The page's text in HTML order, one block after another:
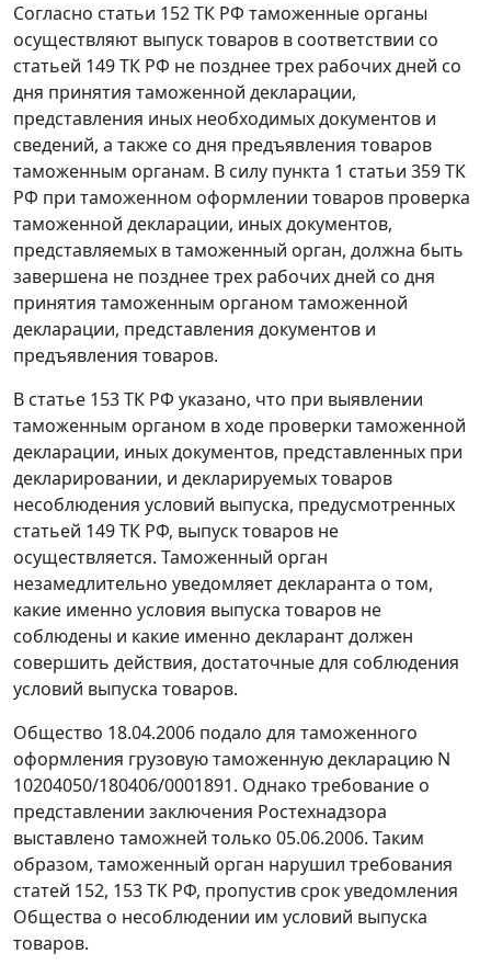
Согласно статьи 152ТК РФ таможенные органы
осуществляют выпуск товаров в соответствии со
статьей 149ТК РФ не позднее трех рабочих дней со
дня принятия таможенной декларации,
представления иных необходимых документов и
сведений, а также со дня предъявления товаров
таможенным органам. В силу пункта 1 статьи 359ТК
РФ при таможенном оформлении товаров проверка
таможенной декларации, иных документов,
представляемых в таможенный орган, должна быть
завершена не позднее трех рабочих дней со дня
принятия таможенным органом таможенной
декларации, представления документов и
предъявления товаров.
В статье 153ТК РФ указано, что при выявлении
таможенным органом в ходе проверки таможенной
декларации, иных документов, представленных при
декларировании, и декларируемых товаров
несоблюдения условий выпуска, предусмотренных
статьей 149ТК РФ, выпуск товаров не
осуществляется. Таможенный орган
незамедлительно уведомляет декларанта о том,
какие именно условия выпуска товаров не
соблюдены и какие именно декларант должен
совершить действия, достаточные для соблюдения
условий выпуска товаров.
Общество 18.04.2006 подало для таможенного
оформления грузовую таможенную декларацию N
10204050/180406/0001891. Однако требование о
представлении заключения Ростехнадзора
выставлено таможней только 05.06.2006. Таким
образом, таможенный орган нарушил требования
статей 152, 153ТК РФ, пропустив срок уведомления
Общества о несоблюдении им условий выпуска
товаров.